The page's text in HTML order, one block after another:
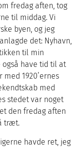
fredag aften, tog
til middag. Vi
byen, og jeg
det: Nyhavn,
til min
også have tid til at
1920’ernes
med
stedet var noget
den fredag aften
træt.
havde ret, jeg